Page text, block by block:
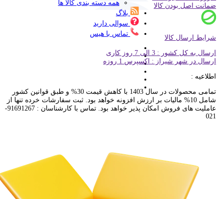
همه دسته بندی کالا ها
بلاگ
سوالی دارید
تماس با هیس
ضمانت اصل بودن کالا
شرایط ارسال کالا
ارسال به کل کشور : 3 الی 7 روز کاری
ارسال در شهر شیراز : اکسپرس 1 روزه
اطلاعیه :
تمامی محصولات در سال 1403 با کاهش قیمت 30% و طبق قوانین کشور
شامل 10% مالیات بر ارزش افزونه خواهد بود. ثبت سفارشات خرده تنها از
عاملیت های فروش امکان پذیر خواهد بود. تماس با کارشناسان : 91691267-
021